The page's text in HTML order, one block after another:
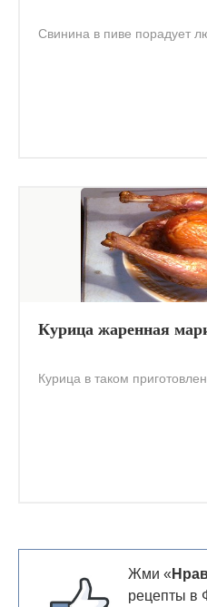
Свинина в пиве порадует
Курица жаренная
Курица в таком
Жми «
рецепты в